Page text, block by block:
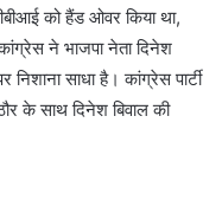
को हैंड ओवर किया था,
ने भाजपा नेता दिनेश
साधा है। कांग्रेस पार्टी
के साथ दिनेश बिवाल की